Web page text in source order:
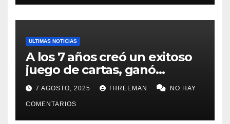
ULTIMAS NOTICIAS
A los 7 años creó un exitoso
juego de cartas, ganó
millones y ahora vendió la
idea para cumplir su sueño
7 AGOSTO, 2025 THREEMAN NO HAY
COMENTARIOS